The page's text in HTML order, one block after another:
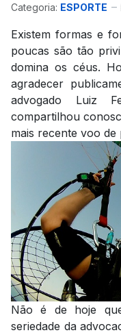
Categoria: ESPORTE
Existem formas e
poucas são tão
domina os céus.
agradecer
advogado Luiz
compartilhou
mais recente voo de
Não é de hoje
seriedade da